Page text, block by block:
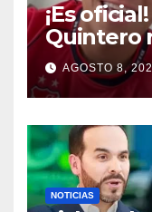
¡Es
Quintero
el
AGOSTO 8,
NOTICIAS